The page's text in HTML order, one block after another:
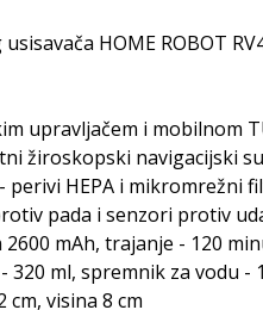
HOME ROBOT
upravljačem i mobilnom
žiroskopski navigacijski
HEPA i mikromrežni
pada i senzori protiv
mAh, trajanje - 120
320 ml, spremnik za vodu -
cm, visina 8 cm